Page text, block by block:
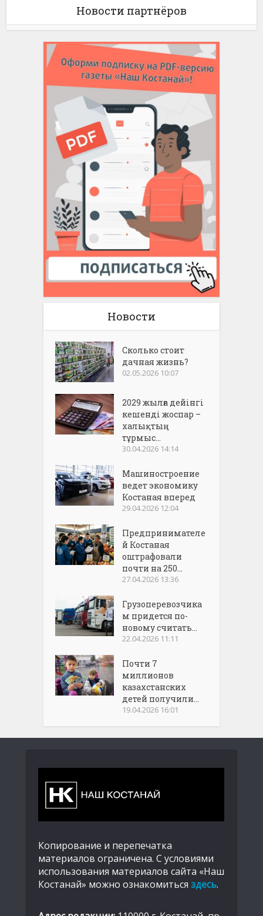
Новости партнёров
Новости
Сколько стоит
дачная жизнь?
02.05.2026 10:07
2029 жылға дейінгі
кешенді жоспар –
халықтың
тұрмыс...
30.04.2026 14:14
Машиностроение
ведет экономику
Костаная вперед
29.04.2026 12:04
Предпринимателе
й Костаная
оштрафовали
почти на 250...
27.04.2026 13:36
Грузоперевозчика
м придется по-
новому считать...
22.04.2026 11:11
Почти 7
миллионов
казахстанских
детей получили...
19.04.2026 16:01
Копирование и перепечатка
материалов ограничена. С условиями
использования материалов сайта «Наш
Костанай» можно ознакомиться здесь.